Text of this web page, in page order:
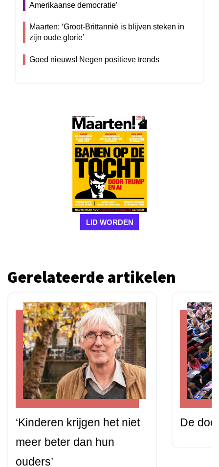
Amerikaanse democratie’
Maarten: ‘Groot-Brittannië is blijven steken in
zijn oude glorie’
Goed nieuws! Negen positieve trends
LID WORDEN
Gerelateerde artikelen
‘Kinderen krijgen het niet
meer beter dan hun
ouders’
De